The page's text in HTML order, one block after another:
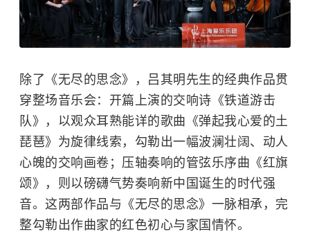
除了《无尽的思念》，吕其明先生的经典作品贯
穿整场音乐会：开篇上演的交响诗《铁道游击
队》，以观众耳熟能详的歌曲《弹起我心爱的土
琵琶》为旋律线索，勾勒出一幅波澜壮阔、动人
心魄的交响画卷；压轴奏响的管弦乐序曲《红旗
颂》，则以磅礴气势奏响新中国诞生的时代强
音。这两部作品与《无尽的思念》一脉相承，完
整勾勒出作曲家的红色初心与家国情怀。